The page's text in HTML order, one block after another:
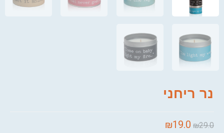
נר ריחני
₪29.0
₪19.0